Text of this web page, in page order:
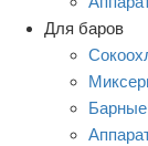
Для баров